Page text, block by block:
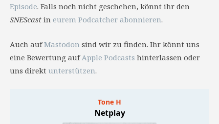
Episode. Falls noch nicht geschehen, könnt ihr den
SNEScast in eurem Podcatcher abonnieren.
Auch aufMastodon sind wir zu finden. Ihr könnt uns
eine Bewertung aufApple Podcasts hinterlassen oder
uns direkt unterstützen.